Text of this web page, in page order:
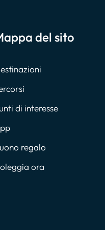
del sito
di interesse
regalo
ora